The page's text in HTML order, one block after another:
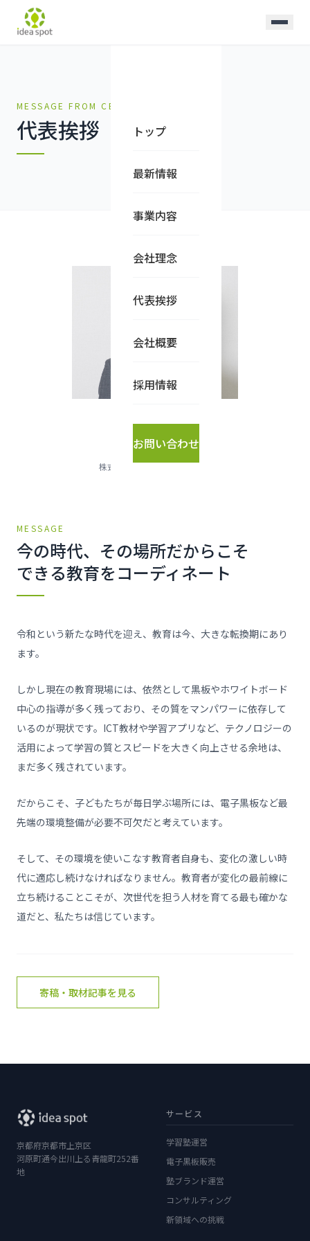
トップ
最新情報
事業内容
会社理念
代表挨拶
会社概要
採用情報
お問い合わせ
MESSAGE FROM CEO
代表挨拶
竹山 隼矢
Junya Takeyama
株式会社idea spot 代表取締役
MESSAGE
今の時代、その場所だからこそ
できる教育をコーディネート
令和という新たな時代を迎え、教育は今、大きな転換期にあり
ます。
しかし現在の教育現場には、依然として黒板やホワイトボード
中心の指導が多く残っており、その質をマンパワーに依存して
いるのが現状です。ICT教材や学習アプリなど、テクノロジーの
活用によって学習の質とスピードを大きく向上させる余地は、
まだ多く残されています。
だからこそ、子どもたちが毎日学ぶ場所には、電子黒板など最
先端の環境整備が必要不可欠だと考えています。
そして、その環境を使いこなす教育者自身も、変化の激しい時
代に適応し続けなければなりません。教育者が変化の最前線に
立ち続けることこそが、次世代を担う人材を育てる最も確かな
道だと、私たちは信じています。
寄稿・取材記事を見る
京都府京都市上京区
河原町通今出川上る青龍町252番
地
サービス
学習塾運営
電子黒板販売
塾ブランド運営
コンサルティング
新領域への挑戦